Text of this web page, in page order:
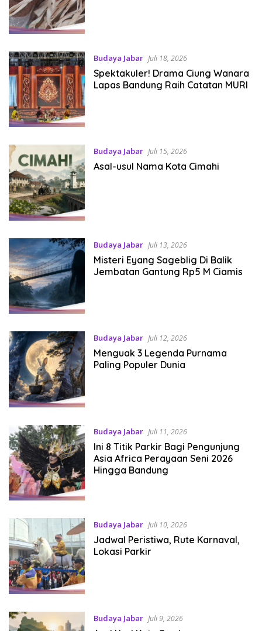
Budaya Jabar Juli 18, 2026
Spektakuler! Drama Ciung Wanara
Lapas Bandung Raih Catatan MURI
Budaya Jabar Juli 15, 2026
Asal-usul Nama Kota Cimahi
Budaya Jabar Juli 13, 2026
Misteri Eyang Sageblig Di Balik
Jembatan Gantung Rp5 M Ciamis
Budaya Jabar Juli 12, 2026
Menguak 3 Legenda Purnama
Paling Populer Dunia
Budaya Jabar Juli 11, 2026
Ini 8 Titik Parkir Bagi Pengunjung
Asia Africa Perayaan Seni 2026
Hingga Bandung
Budaya Jabar Juli 10, 2026
Jadwal Peristiwa, Rute Karnaval,
Lokasi Parkir
Budaya Jabar Juli 9, 2026